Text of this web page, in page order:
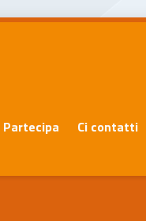
Partecipa Ci contatti